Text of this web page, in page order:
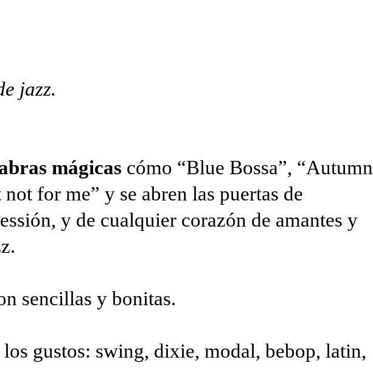
jazz.
mágicas cómo “Blue Bossa”, “Autumn
for me” y se abren las puertas de
y de cualquier corazón de amantes y
sencillas y bonitas.
gustos: swing, dixie, modal, bebop, latin,